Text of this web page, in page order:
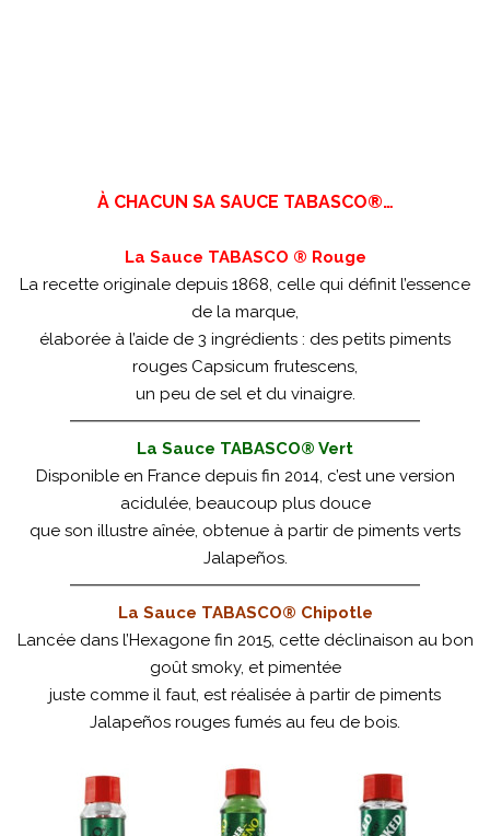
À CHACUN SA SAUCE TABASCO®…
La Sauce TABASCO ® Rouge
La recette originale depuis 1868, celle qui définit l’essence
de la marque,
élaborée à l’aide de 3 ingrédients : des petits piments
rouges Capsicum frutescens,
un peu de sel et du vinaigre.
La Sauce TABASCO® Vert
Disponible en France depuis fin 2014, c’est une version
acidulée, beaucoup plus douce
que son illustre aînée, obtenue à partir de piments verts
Jalapeños.
La Sauce TABASCO® Chipotle
Lancée dans l’Hexagone fin 2015, cette déclinaison au bon
goût smoky, et pimentée
juste comme il faut, est réalisée à partir de piments
Jalapeños rouges fumés au feu de bois.